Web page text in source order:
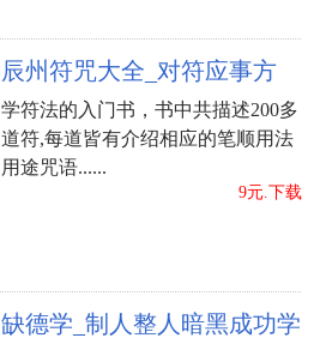
辰州符咒大全_对符应事方
学符法的入门书，书中共描述200多
道符,每道皆有介绍相应的笔顺用法
用途咒语......
9元.下载
缺德学_制人整人暗黑成功学